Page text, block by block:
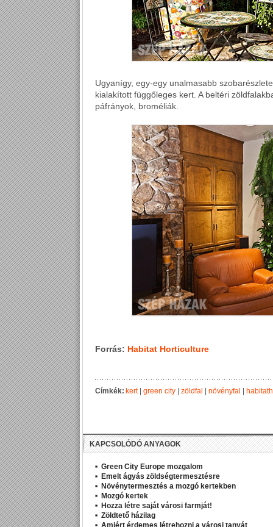
Ugyanígy, egy-egy unalmasabb
kialakított függőleges kert. A beltéri
páfrányok, broméliák.
Forrás: Habitat Horticulture
Címkék: kert| green city zöldfal növényfal
KAPCSOLÓDÓ ANYAGOK
Green City Europe mozgalom
Emelt ágyás zöldségtermesztésre
Növénytermesztés a mozgó kertekben
Mozgó kertek
Hozza létre saját városi farmját!
Zöldtető házilag
Amiért érdemes létrehozni a városi tanyát